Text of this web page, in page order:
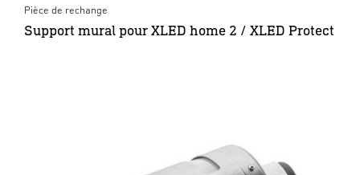
Pièce de rechange
Support mural pour XLED home 2 / XLED Protect